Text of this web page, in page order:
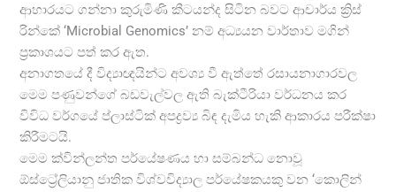
ආහාරයට ගන්නා කුරුමිණි කීටයන්ද සිටින බවට ආචාර්ය ක්‍රිස්
රින්කේ ‘Microbial Genomics’ නම් අධ්‍යයන වාර්තාව මගින්
ප්‍රකාශයට පත් කර ඇත.
අනාගතයේ දී විද්‍යාඥයින්ට අවශ්‍ය වී ඇත්තේ රසායනාගාරවල
මෙම පණුවන්ගේ බඩවැල්වල ඇති බැක්ටීරියා වර්ධනය කර
විවිධ වර්ගයේ ප්ලාස්ටික් අපද්‍රව්‍ය බිඳ දැමිය හැකි ආකාරය පරීක්ෂා
කිරීමටයි.
මෙම ක්වින්ලන්ත පර්යේෂණය හා සම්බන්ධ නොවූ
ඕස්ට්‍රේලියානු ජාතික විශ්වවිද්‍යාල පර්යේෂකයකු වන ‘කොලින්